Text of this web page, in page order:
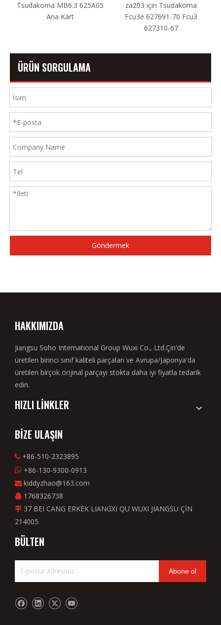
Tsudakoma MB6.3 625A05
Ana Kart
za203 için Tsudakoma
Fcu3e 627691-70 Fcu3
627310-67
ÜRÜN SORGULAMA
Göndermek
HAKKIMIZDA
Jiangsu Soho International Group Wuxi Co., Ltd.Çin'de
üretilen birinci sınıf kaliteli parçaları ve Avrupa/Japonya'da
üretilen birçok orijinal parçayı stokta daha iyi fiyatla tedarik
edin.
HIZLI LİNKLER
BİZE ULAŞIN
 +86-510-2323895
 +86-130-9300-0913
 kiddyzhao@163.com
 1768326738
 37 BEI CANG ERKEK LIANGXI QU WUXI JIANGSU ÇİN
214005
BÜLTEN
Abone ol